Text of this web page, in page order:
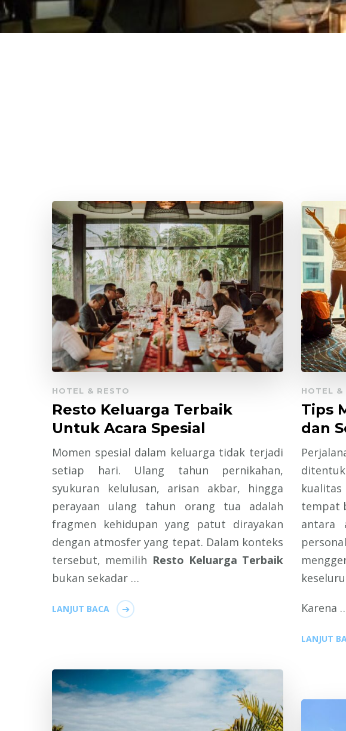
HOTEL & RESTO
Resto Keluarga Terbaik
Untuk Acara Spesial
Momen spesial dalam keluarga tidak terjadi
setiap hari. Ulang tahun pernikahan,
syukuran kelulusan, arisan akbar, hingga
perayaan ulang tahun orang tua adalah
fragmen kehidupan yang patut dirayakan
dengan atmosfer yang tepat. Dalam konteks
tersebut, memilih Resto Keluarga Terbaik
bukan sekadar …
LANJUT BACA
HOTEL &
Tips
dan
tempat
antara
Karena
LANJUT